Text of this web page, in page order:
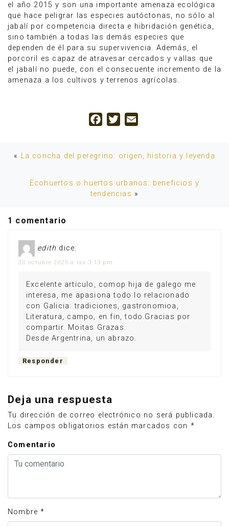
el año 2015 y son una importante amenaza ecológica
que hace peligrar las especies autóctonas, no sólo al
jabalí por competencia directa e hibridación genética,
sino también a todas las demás especies que
dependen de él para su supervivencia. Además, el
porcoril es capaz de atravesar cercados y vallas que
el jabalí no puede, con el consecuente incremento de la
amenaza a los cultivos y terrenos agrícolas.
Facebook
Twitter
« La concha del peregrino: origen, historia y leyenda
Ecohuertos o huertos urbanos: beneficios y
tendencias »
1 comentario
edith dice:
20 octubre 2025 a las 3:13 pm
Excelente articulo, comop hija de galego me
interesa, me apasiona todo lo relacionado
con Galicia: tradiciones, gastronomioa,
Literatura, campo, en fin, todo.Gracias por
compartir. Moitas Grazas.
Desde Argentrina, un abrazo.
Responder
Deja una respuesta
Tu dirección de correo electrónico no será publicada.
Los campos obligatorios están marcados con *
Comentario
Nombre *